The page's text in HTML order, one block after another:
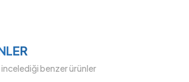
incelediği benzer ürünler